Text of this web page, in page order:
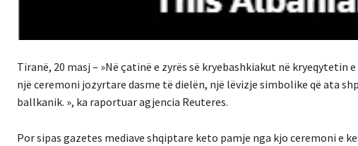
Tiranë, 20 masj – »Në çatinë e zyrës së kryebashkiakut në
një ceremoni jozyrtare dasme të dielën, një lëvizje simbolike që ata
ballkanik. », ka raportuar agjencia Reuteres.
Por sipas gazetes mediave shqiptare keto pamje nga kjo ceremoni e